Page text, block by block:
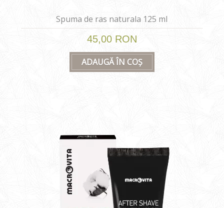
ADAUGĂ ÎN COȘ
Spuma de ras naturala 125 ml
45,00 RON